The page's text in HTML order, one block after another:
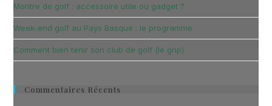
Montre de golf : accessoire utile ou gadget ?
Week-end golf au Pays Basque : le programme
Comment bien tenir son club de golf (le grip)
Commentaires Récents